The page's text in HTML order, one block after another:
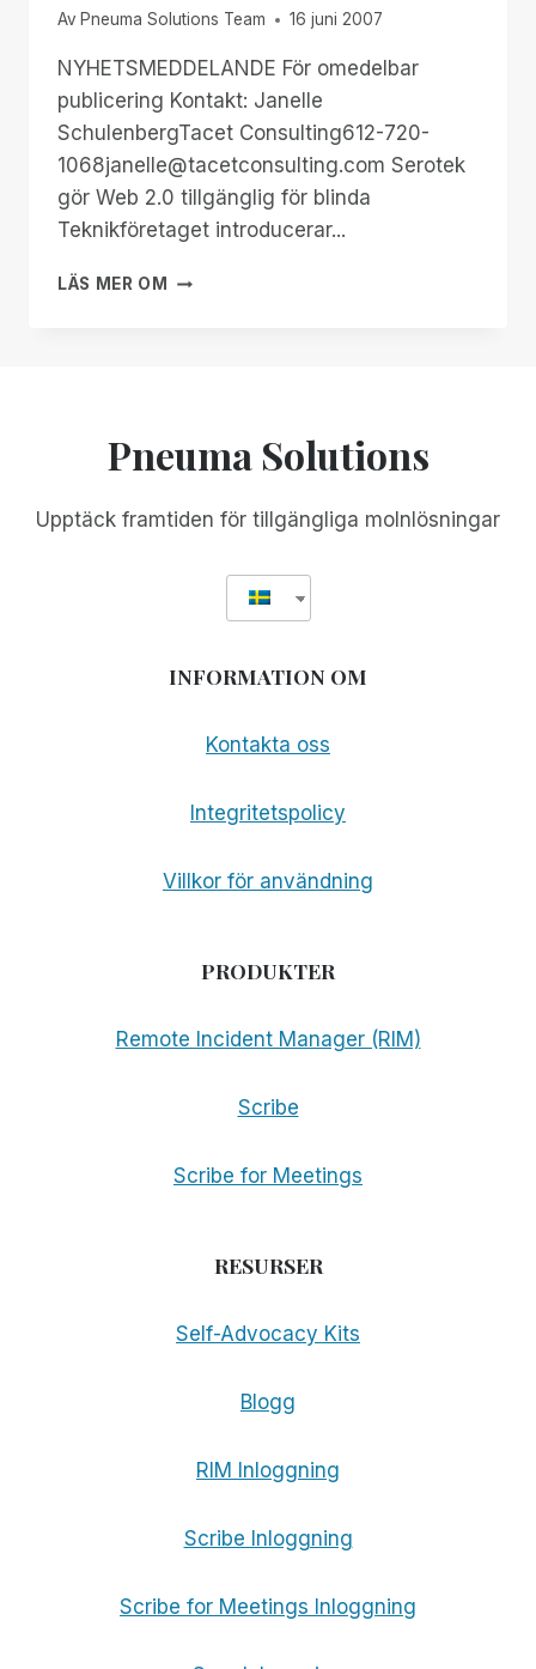
Av Pneuma Solutions Team 16 juni 2007
NYHETSMEDDELANDE För omedelbar
publicering Kontakt: Janelle
SchulenbergTacet Consulting612-720-
1068janelle@tacetconsulting.com Serotek
gör Web 2.0 tillgänglig för blinda
Teknikföretaget introducerar...
LÄS MER OM
SEROTEK
BLINDA
Pneuma Solutions
Upptäck framtiden för tillgängliga molnlösningar
INFORMATION OM
Kontakta oss
Integritetspolicy
Villkor för användning
PRODUKTER
Remote Incident Manager (RIM)
Scribe
Scribe for Meetings
RESURSER
Self-Advocacy Kits
Blogg
RIM Inloggning
Scribe Inloggning
Scribe for Meetings Inloggning